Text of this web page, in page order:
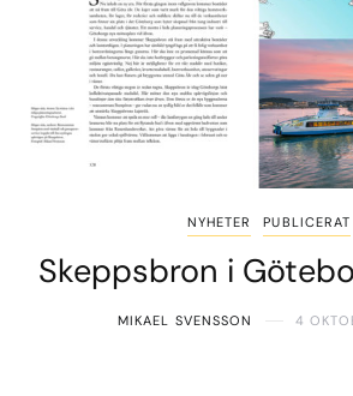
NYHETER PUBLICERAT
Skeppsbron i
MIKAEL SVENSSON 4